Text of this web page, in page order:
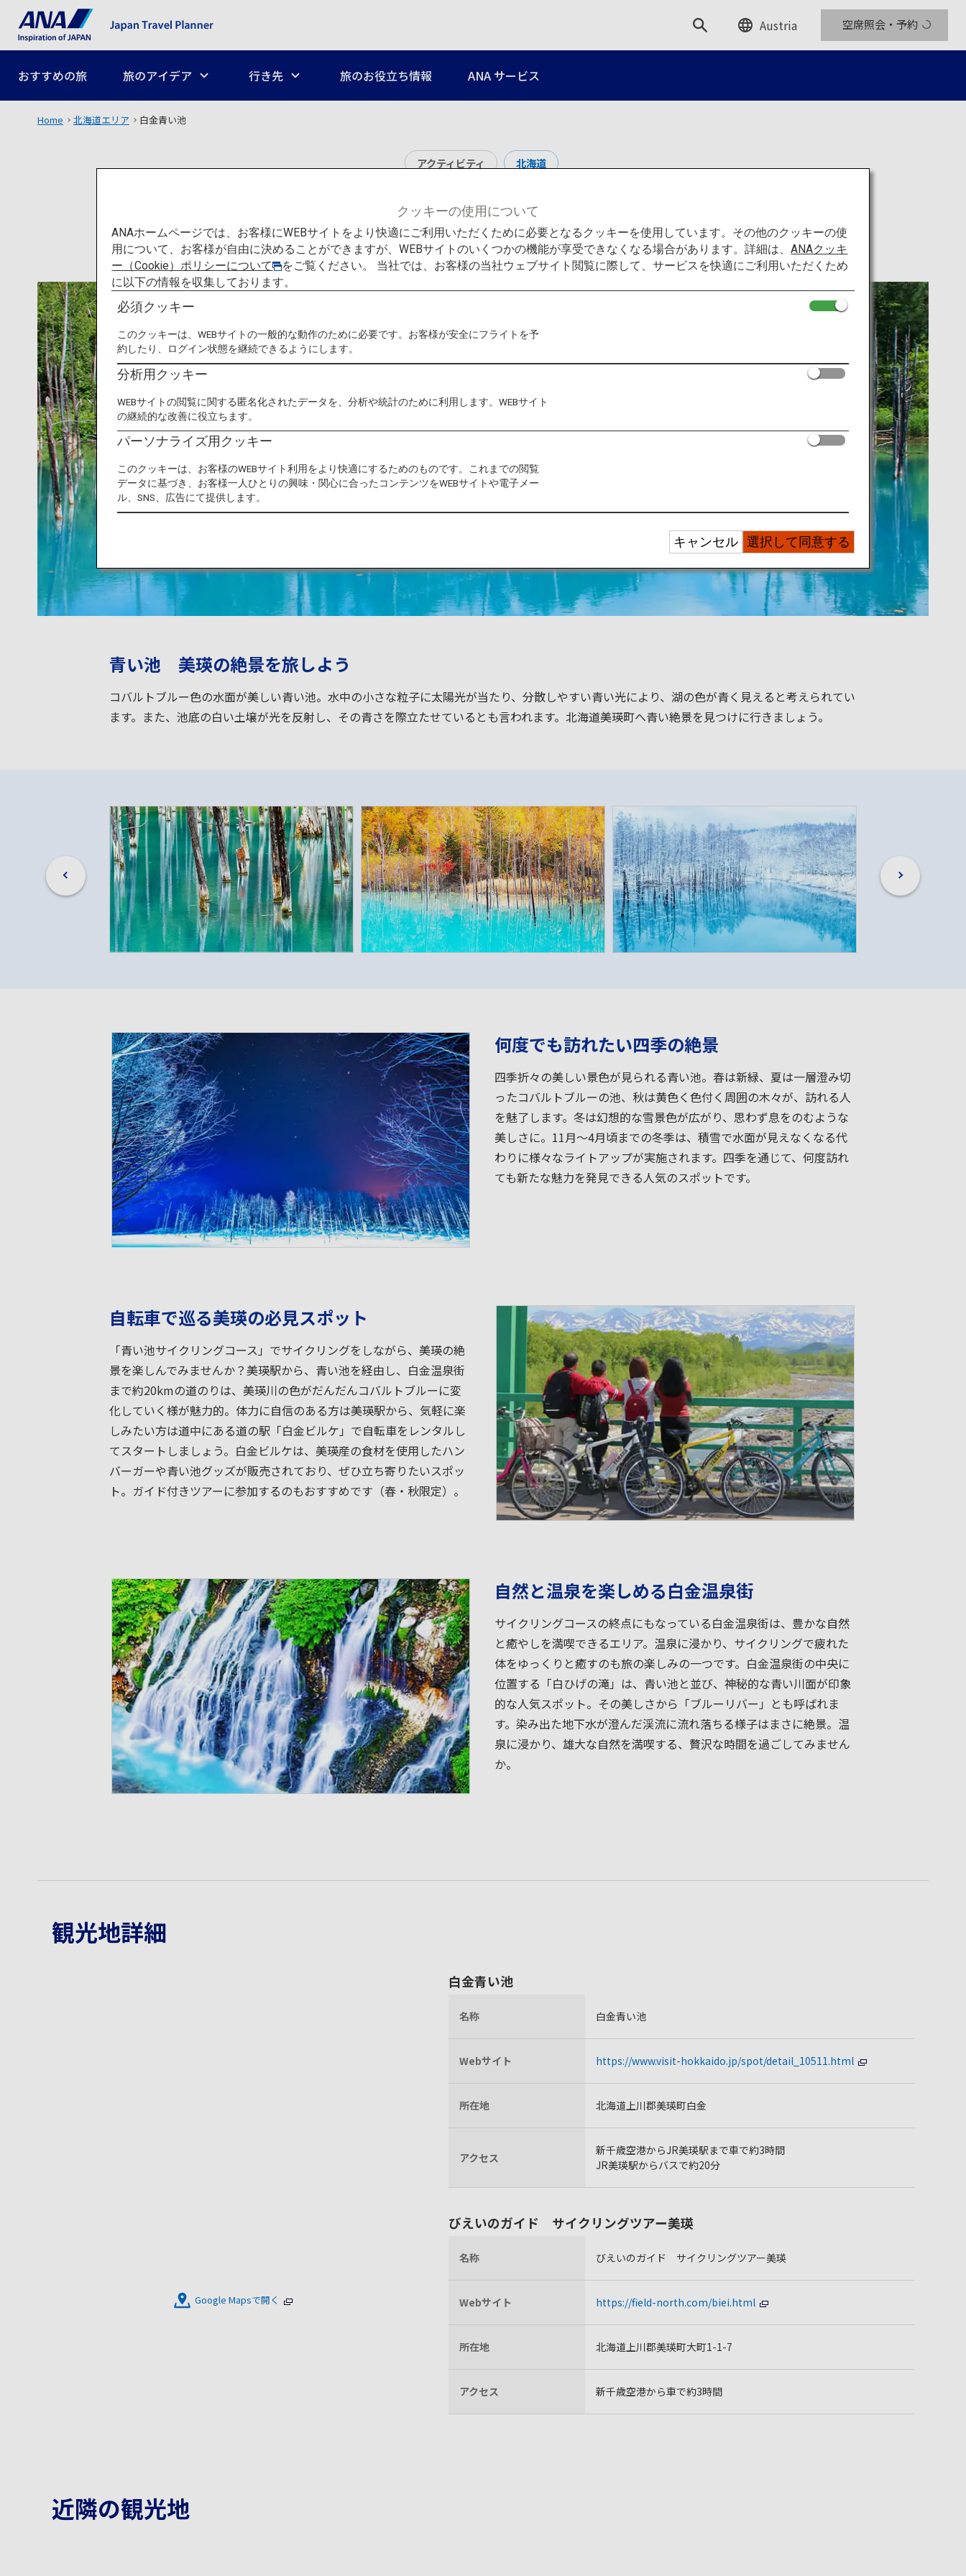
Austria 空席照会・予約
おすすめの旅 旅のアイデア 行き先 旅のお役立ち情報 ANA サービス
Home 北海道エリア 白金青い池
アクティビティ 北海道
白金青い池
青い池 美瑛の絶景を旅しよう
コバルトブルー色の水面が美しい青い池。水中の小さな粒子に太陽光が当たり、分散しやすい青い光により、湖の色が青く見えると考えられてい
ます。また、池底の白い土壌が光を反射し、その青さを際立たせているとも言われます。北海道美瑛町へ青い絶景を見つけに行きましょう。
何度でも訪れたい四季の絶景
四季折々の美しい景色が見られる青い池。春は新緑、夏は一層澄み切
ったコバルトブルーの池、秋は黄色く色付く周囲の木々が、訪れる人
を魅了します。冬は幻想的な雪景色が広がり、思わず息をのむような
美しさに。11月～4月頃までの冬季は、積雪で水面が見えなくなる代
わりに様々なライトアップが実施されます。四季を通じて、何度訪れ
ても新たな魅力を発見できる人気のスポットです。
自転車で巡る美瑛の必見スポット
「青い池サイクリングコース」でサイクリングをしながら、美瑛の絶
景を楽しんでみませんか？美瑛駅から、青い池を経由し、白金温泉街
まで約20kmの道のりは、美瑛川の色がだんだんコバルトブルーに変
化していく様が魅力的。体力に自信のある方は美瑛駅から、気軽に楽
しみたい方は道中にある道の駅「白金ビルケ」で自転車をレンタルし
てスタートしましょう。白金ビルケは、美瑛産の食材を使用したハン
バーガーや青い池グッズが販売されており、ぜひ立ち寄りたいスポッ
ト。ガイド付きツアーに参加するのもおすすめです（春・秋限定）。
自然と温泉を楽しめる白金温泉街
サイクリングコースの終点にもなっている白金温泉街は、豊かな自然
と癒やしを満喫できるエリア。温泉に浸かり、サイクリングで疲れた
体をゆっくりと癒すのも旅の楽しみの一つです。白金温泉街の中央に
位置する「白ひげの滝」は、青い池と並び、神秘的な青い川面が印象
的な人気スポット。その美しさから「ブルーリバー」とも呼ばれま
す。染み出た地下水が澄んだ渓流に流れ落ちる様子はまさに絶景。温
泉に浸かり、雄大な自然を満喫する、贅沢な時間を過ごしてみません
か。
観光地詳細
Google Mapsで開く
白金青い池
名称 白金青い池
Webサイト https://www.visit-hokkaido.jp/spot/detail_10511.html
所在地 北海道上川郡美瑛町白金
アクセス
新千歳空港からJR美瑛駅まで車で約3時間
JR美瑛駅からバスで約20分
びえいのガイド サイクリングツアー美瑛
名称 びえいのガイド サイクリングツアー美瑛
Webサイト https://field-north.com/biei.html
所在地 北海道上川郡美瑛町大町1-1-7
アクセス 新千歳空港から車で約3時間
近隣の観光地
クッキーの使用について
ANAホームページでは、お客様にWEBサイトをより快適にご利用いただくために必要となるクッキーを使用しています。その他のクッキーの使
用について、お客様が自由に決めることができますが、WEBサイトのいくつかの機能が享受できなくなる場合があります。詳細は、ANAクッキ
ー（Cookie）ポリシーについて
をご覧ください。 当社では、お客様の当社ウェブサイト閲覧に際して、サービスを快適にご利用いただくため
に以下の情報を収集しております。
必須クッキー
このクッキーは、WEBサイトの一般的な動作のために必要です。お客様が安全にフライトを予
約したり、ログイン状態を継続できるようにします。
分析用クッキー
WEBサイトの閲覧に関する匿名化されたデータを、分析や統計のために利用します。WEBサイト
の継続的な改善に役立ちます。
パーソナライズ用クッキー
このクッキーは、お客様のWEBサイト利用をより快適にするためのものです。これまでの閲覧
データに基づき、お客様一人ひとりの興味・関心に合ったコンテンツをWEBサイトや電子メー
ル、SNS、広告にて提供します。
選択して同意する
キャンセル